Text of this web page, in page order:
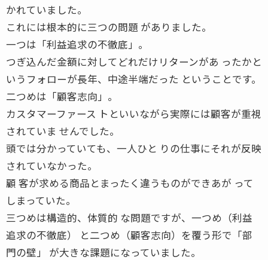
かれていました。
これには根本的に三つの問題 がありました。
一つは「利益追求の不徹底」。
つぎ込んだ金額に対してどれだけリターンがあ ったかと
いうフォローが長年、中途半端だった ということです。
二つめは「顧客志向」。
カスタマーファース トといいながら実際には顧客が重視
されていま せんでした。
頭では分かっていても、一人ひと りの仕事にそれが反映
されていなかった。
顧 客が求める商品とまったく違うものができあが って
しまっていた。
三つめは構造的、体質的 な問題ですが、一つめ（利益
追求の不徹底） と二つめ（顧客志向）を覆う形で「部
門の壁」 が大きな課題になっていました。